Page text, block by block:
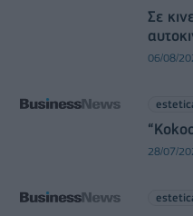
Σε
06/08/
28/07/